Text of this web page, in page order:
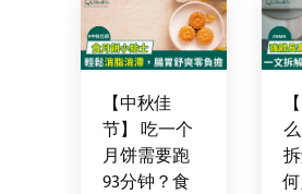
【中秋佳
节】 吃一个
月饼需要跑
93分钟？食